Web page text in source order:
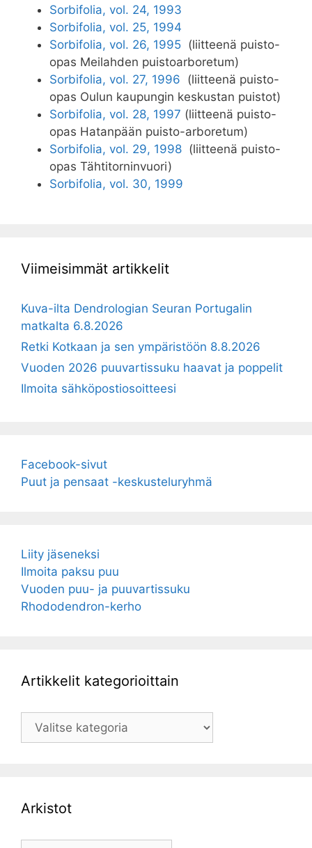
Sorbifolia, vol. 24, 1993
Sorbifolia, vol. 25, 1994
Sorbifolia, vol. 26, 1995 (liitteenä puisto-
opas Meilahden puistoarboretum)
Sorbifolia, vol. 27, 1996 (liitteenä puisto-
opas Oulun kaupungin keskustan puistot)
Sorbifolia, vol. 28, 1997 (liitteenä puisto-
opas Hatanpään puisto-arboretum)
Sorbifolia, vol. 29, 1998 (liitteenä puisto-
opas Tähtitorninvuori)
Sorbifolia, vol. 30, 1999
Viimeisimmät artikkelit
Kuva-ilta Dendrologian Seuran Portugalin
matkalta 6.8.2026
Retki Kotkaan ja sen ympäristöön 8.8.2026
Vuoden 2026 puuvartissuku haavat ja poppelit
Ilmoita sähköpostiosoitteesi
Facebook-sivut
Puut ja pensaat -keskusteluryhmä
Liity jäseneksi
Ilmoita paksu puu
Vuoden puu- ja puuvartissuku
Rhododendron-kerho
Artikkelit kategorioittain
Artikkelit
Arkistot